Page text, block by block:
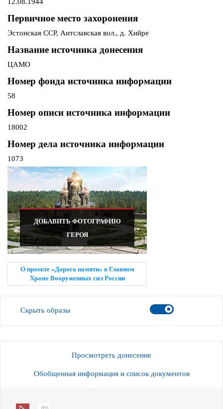
12.08.1944
Первичное место захоронения
Эстонская ССР, Антславская вол., д. Хийре
Название источника донесения
ЦАМО
Номер фонда источника информации
58
Номер описи источника информации
18002
Номер дела источника информации
1073
ДОБАВИТЬ ФОТОГРАФИЮ
ГЕРОЯ
О проекте «Дорога памяти» в Главном
Храме Вооруженных сил России
Скрыть образы
Просмотреть донесение
Обобщенная информация и список документов